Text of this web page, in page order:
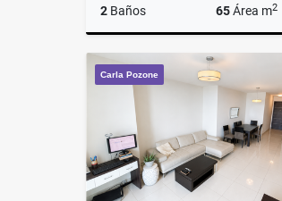
2 Baños 65Área m2
Carla Pozone